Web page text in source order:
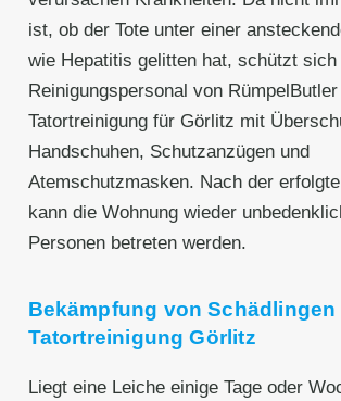
ist, ob der Tote unter einer
wie Hepatitis gelitten hat, schützt sich
Reinigungspersonal von
Tatortreinigung für Görlitz mit
Handschuhen, Schutzanzügen und
Atemschutzmasken. Nach der
kann die Wohnung wieder
Personen betreten werden.
Bekämpfung von Schädlingen
Tatortreinigung Görlitz
Liegt eine Leiche einige Tage oder